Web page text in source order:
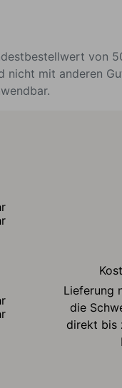
von
nicht mit anderen
Lieferung
die
direkt bis